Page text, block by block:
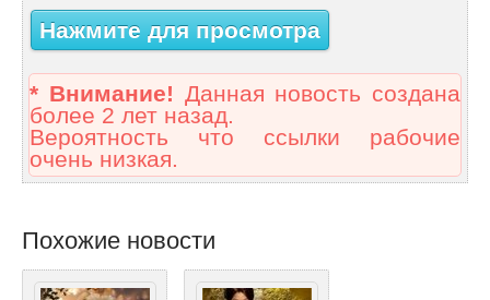
Нажмите для просмотра
* Внимание! Данная новость создана
более 2 лет назад.
Вероятность что ссылки рабочие
очень низкая.
Похожие новости